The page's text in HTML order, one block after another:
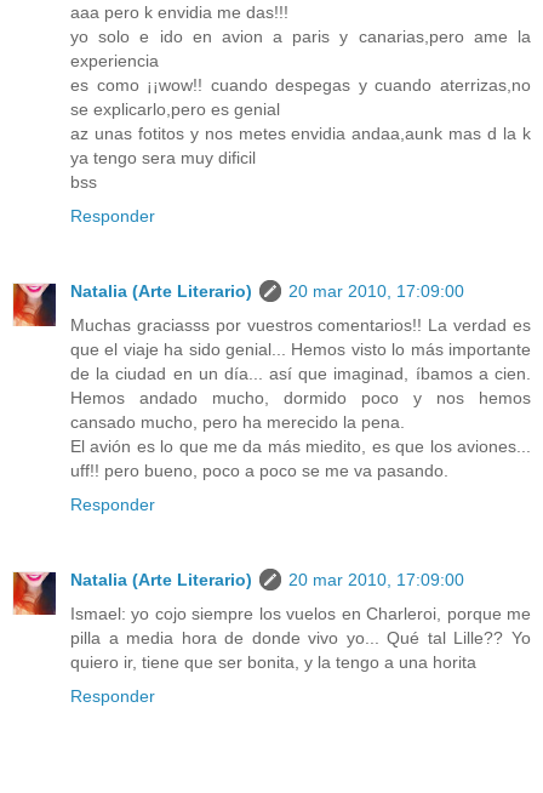
aaa pero k envidia me das!!!
yo solo e ido en avion a paris y canarias,pero ame la
experiencia
es como ¡¡wow!! cuando despegas y cuando aterrizas,no
se explicarlo,pero es genial
az unas fotitos y nos metes envidia andaa,aunk mas d la k
ya tengo sera muy dificil
bss
Responder
Natalia (Arte Literario)
20 mar 2010, 17:09:00
Muchas graciasss por vuestros comentarios!! La verdad es
que el viaje ha sido genial... Hemos visto lo más importante
de la ciudad en un día... así que imaginad, íbamos a cien.
Hemos andado mucho, dormido poco y nos hemos
cansado mucho, pero ha merecido la pena.
El avión es lo que me da más miedito, es que los aviones...
uff!! pero bueno, poco a poco se me va pasando.
Responder
Natalia (Arte Literario)
20 mar 2010, 17:09:00
Ismael: yo cojo siempre los vuelos en Charleroi, porque me
pilla a media hora de donde vivo yo... Qué tal Lille?? Yo
quiero ir, tiene que ser bonita, y la tengo a una horita
Responder